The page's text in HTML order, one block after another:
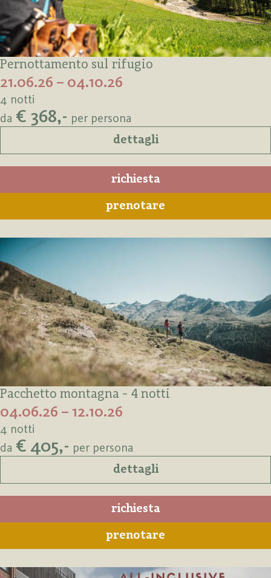
Pernottamento sul rifugio
21.06.26 – 04.10.26
4 notti
da € 368,- per persona
dettagli
richiesta
prenotare
Pacchetto montagna - 4 notti
04.06.26 – 12.10.26
4 notti
da € 405,- per persona
dettagli
richiesta
prenotare